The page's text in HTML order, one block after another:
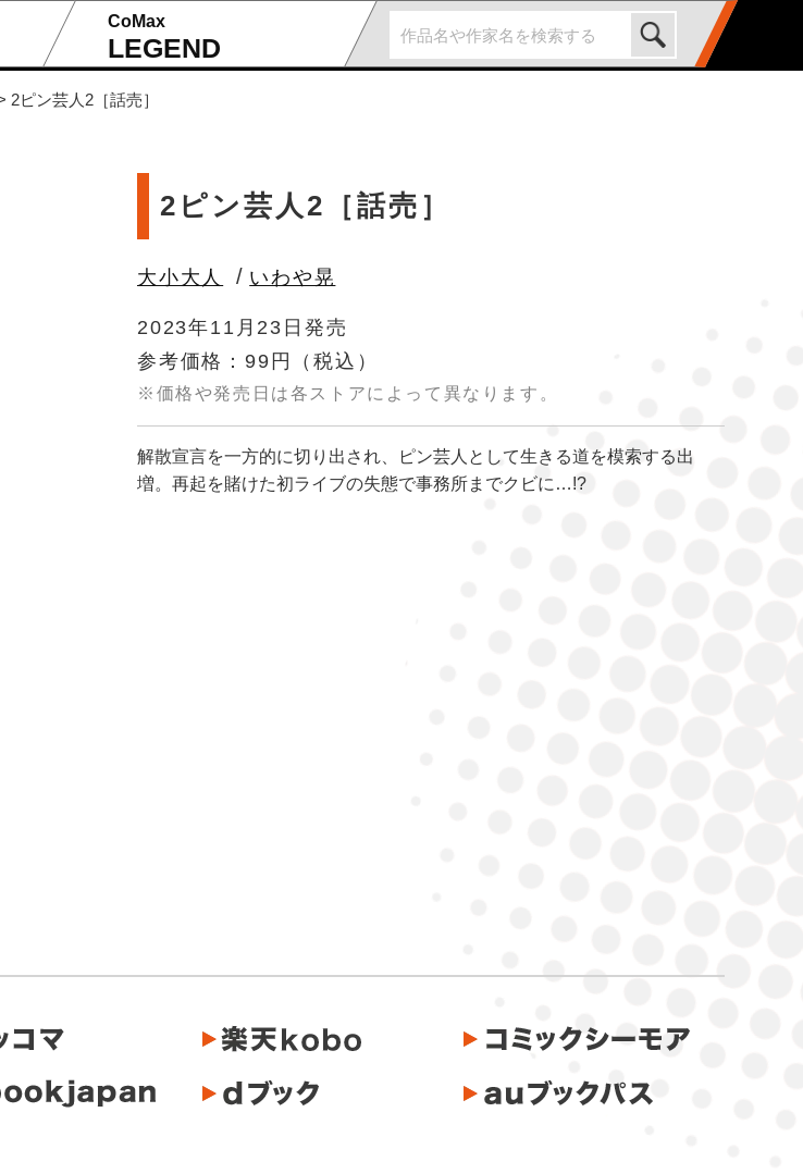
CoMax
LEGEND
2ピン芸人2［話売］
2ピン芸人2［話売］
大小大人 / いわや晃
2023年11月23日発売
参考価格：99円
（税込）
※価格や発売日は各ストアによって異なります。
解散宣言を一方的に切り出され、ピン芸人として生きる道を模索する出
増。再起を賭けた初ライブの失態で事務所までクビに…!?